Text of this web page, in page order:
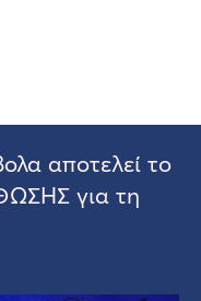
αποτελεί το
για τη